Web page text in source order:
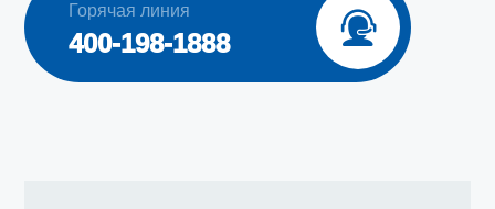
Горячая линия
400-198-1888 